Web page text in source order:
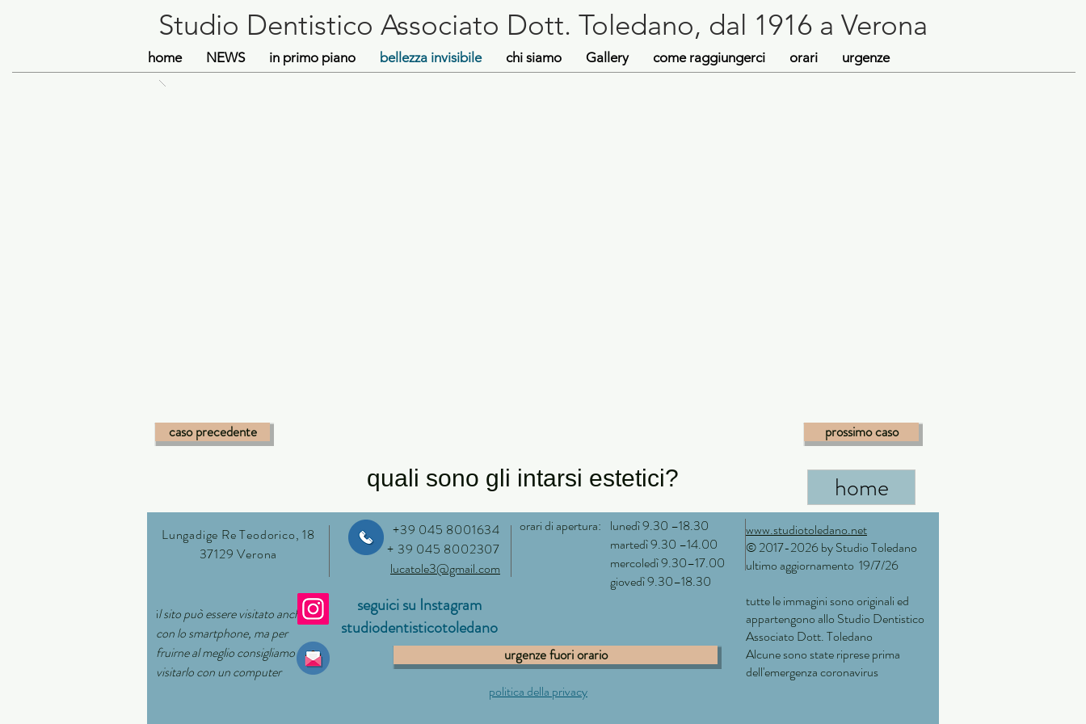
Studio Dentistico Associato Dott. Toledano, dal 1916 a Verona
home NEWS in primo piano bellezza invisibile chi siamo Gallery come raggiungerci orari urgenze
prossimo caso
caso precedente
quali sono gli intarsi estetici? home
Lungadige Re Teodorico, 18
37129 Verona
il sito può essere visitato anche
con lo smartphone, ma per
fruirne al meglioconsigliamo di
visitarlo con un computer
+39 045 8001634
+ 39 045 8002307
lucatole3@gmail.com
lunedì 9.30 –18.30
martedì 9.30 –14.00
mercoledì 9.30–17.00
giovedì 9.30–18.30
orari di apertura:
www.studiotoledano.net
© 2017-2026 by Studio Toledano
ultimo aggiornamento 19/7/26
tutte le immagini sono originali ed
appartengono allo Studio Dentistico
Associato Dott. Toledano
Alcune sono state riprese prima
dell'emergenza coronavirus
urgenze fuori orario
politica della privacy
seguici su Instagram
studiodentisticotoledano